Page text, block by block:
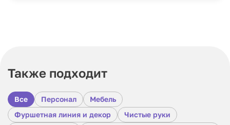
Также подходит
Все Персонал
Мебель
Фуршетная линия и декор
Чистые руки